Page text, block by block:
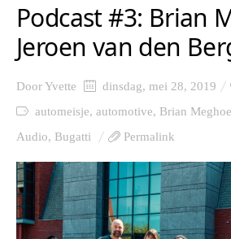
Podcast #3: Brian
Jeroen van den
DoorYvette dinsdag, mei 28, 2019
automeisje, automotive, Brian Meghoe
Audio, Bugatti Permalink